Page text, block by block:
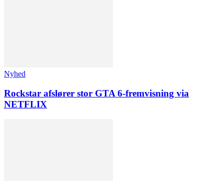
Nyhed
Rockstar afslører stor GTA 6-fremvisning via
NETFLIX